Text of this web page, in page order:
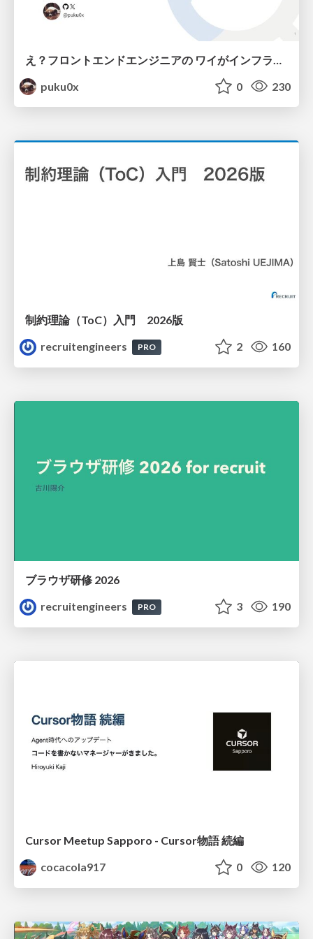
puku0x
0 230
制約理論（ToC）入門 2026版
recruitengineers
PRO 2 160
ブラウザ研修 2026
recruitengineers
PRO 3 190
Cursor Meetup Sapporo - Cursor物語 続編
cocacola917
0 120